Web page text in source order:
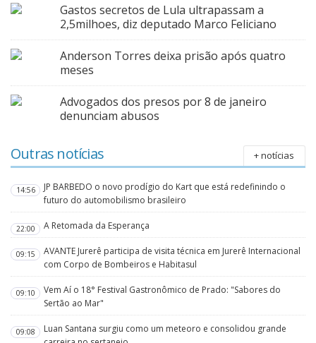
Gastos secretos de Lula ultrapassam a
2,5milhoes, diz deputado Marco Feliciano
Anderson Torres deixa prisão após quatro
meses
Advogados dos presos por 8 de janeiro
denunciam abusos
Outras notícias + notícias
14:56
JP BARBEDO o novo prodígio do Kart que está redefinindo o
futuro do automobilismo brasileiro
22:00 A Retomada da Esperança
09:15
AVANTE Jurerê participa de visita técnica em Jurerê Internacional
com Corpo de Bombeiros e Habitasul
09:10
Vem Aí o 18° Festival Gastronômico de Prado: "Sabores do
Sertão ao Mar"
09:08
Luan Santana surgiu como um meteoro e consolidou grande